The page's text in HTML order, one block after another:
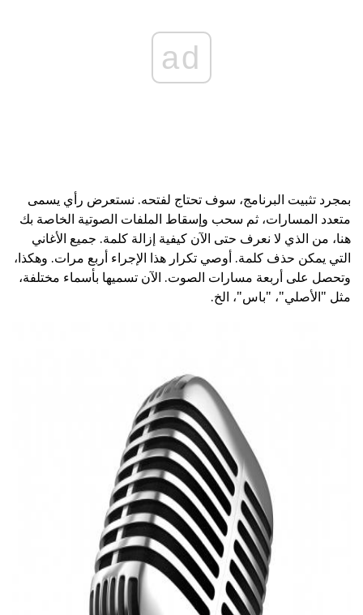
ad
بمجرد تثبيت البرنامج، سوف تحتاج لفتحه. نستعرض رأي يسمى
متعدد المسارات، ثم سحب وإسقاط الملفات الصوتية الخاصة بك
هنا، من الذي لا نعرف حتى الآن كيفية إزالة كلمة. جميع الأغاني
التي يمكن حذف كلمة. أوصي تكرار هذا الإجراء أربع مرات. وهكذا،
وتحصل على أربعة مسارات الصوت. الآن تسميها بأسماء مختلفة،
مثل "الأصلي"، "باس"، الخ.